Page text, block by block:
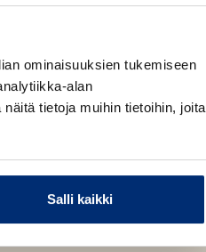
ominaisuuksien tukemiseen
alan
tietoja muihin tietoihin, joita
Salli kaikki